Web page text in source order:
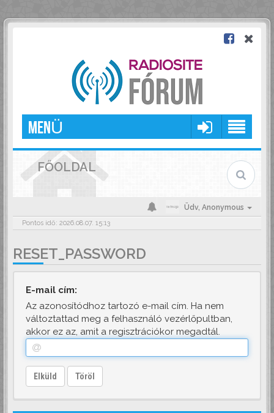
MENÜ
FŐOLDAL
Üdv, Anonymous
Pontos idő: 2026.08.07. 15:13
RESET_PASSWORD
E-mail cím:
Az azonosítódhoz tartozó e-mail cím. Ha nem
változtattad meg a felhasználó vezérlőpultban,
akkor ez az, amit a regisztrációkor megadtál.
Elküld Töröl